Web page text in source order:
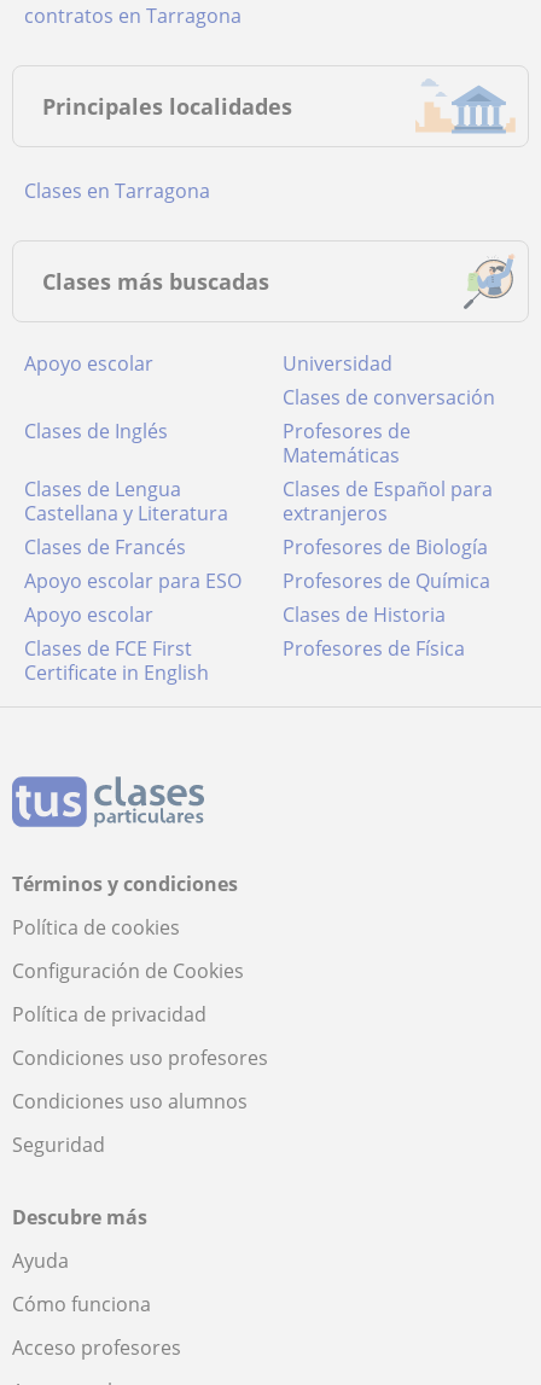
contratos en Tarragona
Principales localidades
Clases en Tarragona
Clases más buscadas
Apoyo escolar
Universidad
Clases de conversación
Clases de Inglés
Profesores de
Matemáticas
Clases de Lengua
Castellana y Literatura
Clases de Español para
extranjeros
Clases de Francés
Profesores de Biología
Apoyo escolar para ESO
Profesores de Química
Apoyo escolar
Clases de Historia
Clases de FCE First
Certificate in English
Profesores de Física
Términos y condiciones
Política de cookies
Configuración de Cookies
Política de privacidad
Condiciones uso profesores
Condiciones uso alumnos
Seguridad
Descubre más
Ayuda
Cómo funciona
Acceso profesores